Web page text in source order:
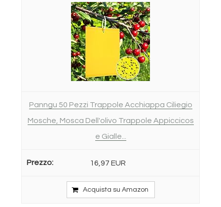
Panngu 50 Pezzi Trappole Acchiappa Ciliegio
Mosche, Mosca Dell'olivo Trappole Appiccicos
e Gialle...
16,97 EUR
Acquista su Amazon